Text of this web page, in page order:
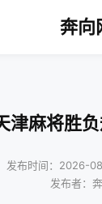
奔向
津麻将胜
发布时间：2026-
发布者：